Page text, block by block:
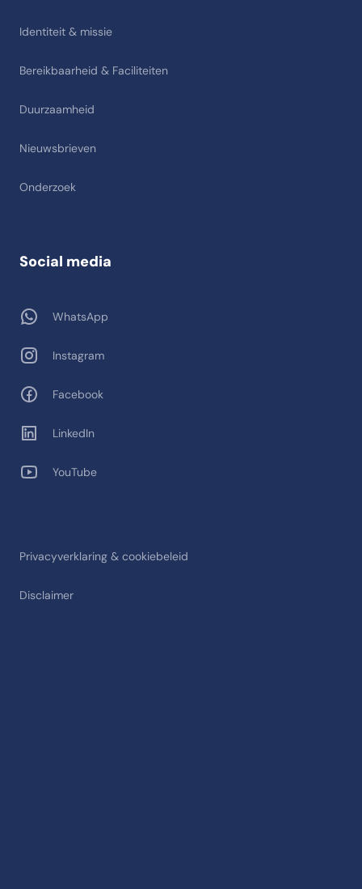
Identiteit & missie
Bereikbaarheid & Faciliteiten
Duurzaamheid
Nieuwsbrieven
Onderzoek
Privacyverklaring & cookiebeleid
Disclaimer
Social media
WhatsApp
Instagram
Facebook
LinkedIn
YouTube